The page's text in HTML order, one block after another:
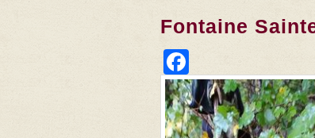
Fontaine